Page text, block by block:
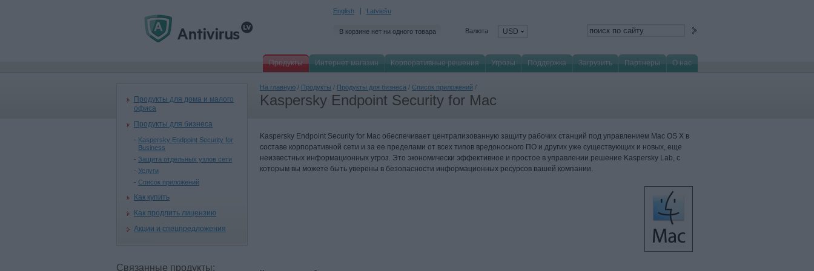
English Latviešu
В корзине нет ни одного товара Валюта USD
Продукты Интернет магазин Корпоративные решения Угрозы Поддержка Загрузить Партнеры О нас
Продукты для дома и малого
офиса
Продукты для бизнеса
Kaspersky Endpoint Security for
Business
Защита отдельных узлов сети
Услуги
Список приложений
Как купить
Как продлить лицензию
Акции и спецпредложения
Связанные продукты:
На главную / Продукты / Продукты для бизнеса / Список приложений /
Kaspersky Endpoint Security for Mac
Kaspersky Endpoint Security for Mac обеспечивает централизованную защиту рабочих станций под управлением Mac OS X в
составе корпоративной сети и за ее пределами от всех типов вредоносного ПО и других уже существующих и новых, еще
неизвестных информационных угроз. Это экономически эффективное и простое в управлении решение Kaspersky Lab, с
которым вы можете быть уверены в безопасности информационных ресурсов вашей компании.